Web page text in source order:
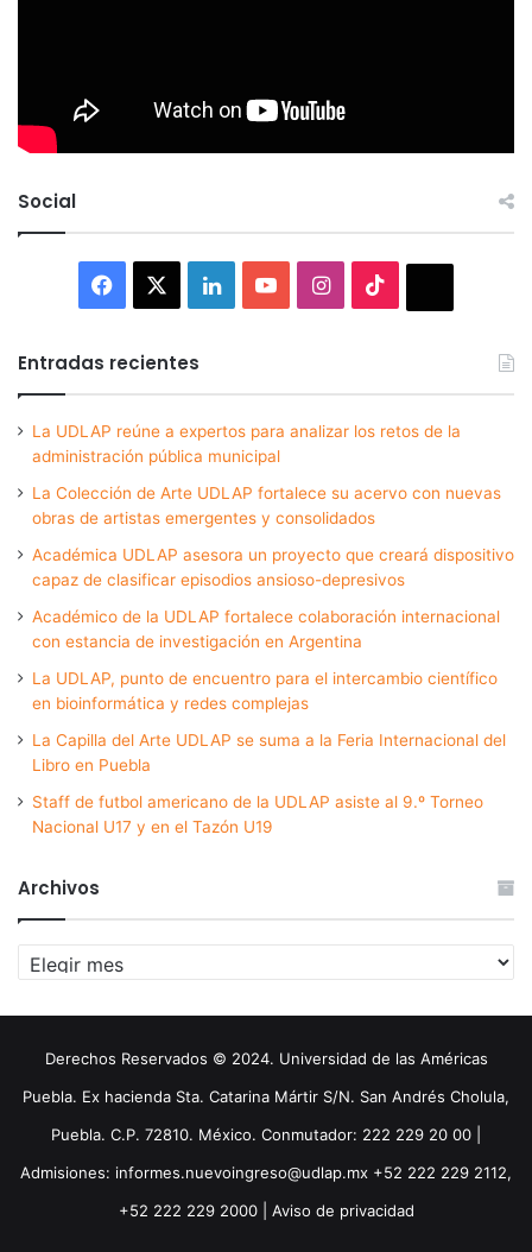
Social
Facebook LinkedInYouTubeInstagram
Entradas recientes
La UDLAP reúne a expertos para analizar los retos de la
administración pública municipal
La Colección de Arte UDLAP fortalece su acervo con nuevas
obras de artistas emergentes y consolidados
Académica UDLAP asesora un proyecto que creará dispositivo
capaz de clasificar episodios ansioso-depresivos
Académico de la UDLAP fortalece colaboración internacional
con estancia de investigación en Argentina
La UDLAP, punto de encuentro para el intercambio científico
en bioinformática y redes complejas
La Capilla del Arte UDLAP se suma a la Feria Internacional del
Libro en Puebla
Staff de futbol americano de la UDLAP asiste al 9.º Torneo
Nacional U17 y en el Tazón U19
Archivos
Archivos
Derechos Reservados © 2024. Universidad de las Américas
Puebla. Ex hacienda Sta. Catarina Mártir S/N. San Andrés Cholula,
Puebla. C.P. 72810. México. Conmutador: 222 229 20 00 |
Admisiones: informes.nuevoingreso@udlap.mx +52 222 229 2112,
+52 222 229 2000 | Aviso de privacidad